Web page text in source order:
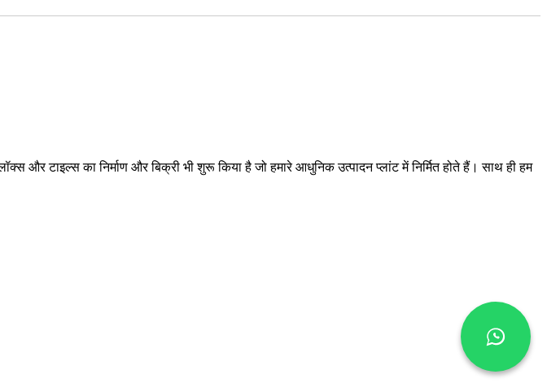
और टाइल्स का निर्माण और बिक्री भी शुरू किया है जो हमारे आधुनिक उत्पादन प्लांट में निर्मित होते हैं। साथ ही हम